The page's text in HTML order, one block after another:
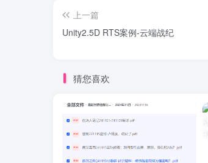
上一篇
Unity2.5D RTS案例-云端战纪
猜您喜欢